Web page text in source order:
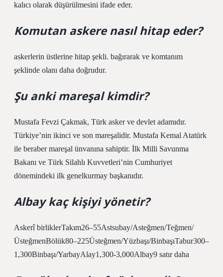
kalıcı olarak düşürülmesini ifade eder.
Komutan askere nasıl hitap eder?
askerlerin üstlerine hitap şekli. bağırarak ve komtanım
şeklinde olanı daha doğrudur.
Şu anki mareşal kimdir?
Mustafa Fevzi Çakmak, Türk asker ve devlet adamıdır.
Türkiye’nin ikinci ve son mareşalidir. Mustafa Kemal Atatürk
ile beraber mareşal ünvanına sahiptir. İlk Milli Savunma
Bakanı ve Türk Silahlı Kuvvetleri’nin Cumhuriyet
dönemindeki ilk genelkurmay başkanıdır.
Albay kaç kişiyi yönetir?
Askerî birliklerTakım26–55Astsubay/Asteğmen/Teğmen/
ÜsteğmenBölük80–225Üsteğmen/Yüzbaşı/BinbaşıTabur300–
1,300Binbaşı/YarbayAlay1,300-3,000Albay9 satır daha